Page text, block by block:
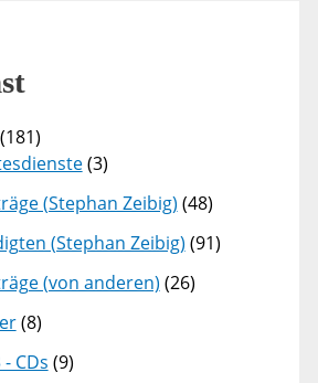
(181)
(3)
(Stephan Zeibig) (48)
(Stephan Zeibig) (91)
(von anderen) (26)
(8)
- CDs (9)